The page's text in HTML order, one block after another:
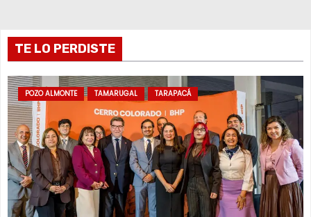
t
r
a
d
a
s
TE LO PERDISTE
POZO ALMONTE TAMARUGAL TARAPACÁ